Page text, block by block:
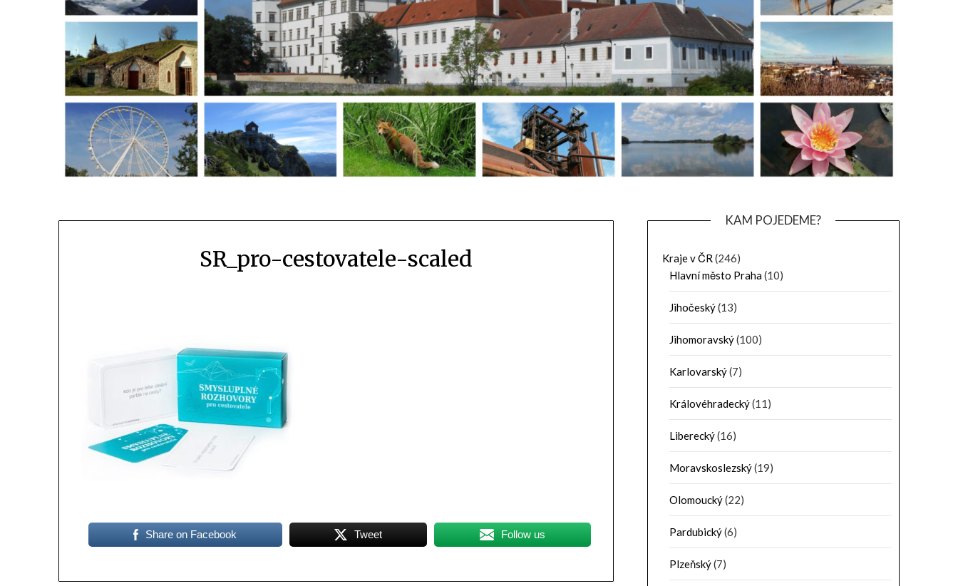
SR_pro-cestovatele-scaled
Share on Facebook Tweet Follow us
KAM POJEDEME?
Kraje v ČR (246)
Hlavní město Praha(10)
Jihočeský(13)
Jihomoravský(100)
Karlovarský(7)
Královéhradecký(11)
Liberecký(16)
Moravskoslezský(19)
Olomoucký(22)
Pardubický(6)
Plzeňský(7)